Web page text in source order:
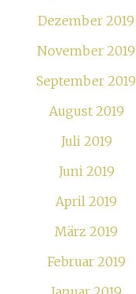
Dezember 2019
November 2019
September 2019
August 2019
Juli 2019
Juni 2019
April 2019
März 2019
Februar 2019